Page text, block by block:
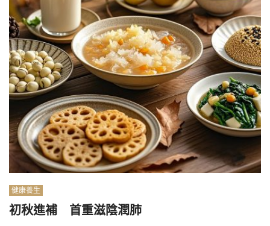
健康養生
初秋進補 首重滋陰潤肺